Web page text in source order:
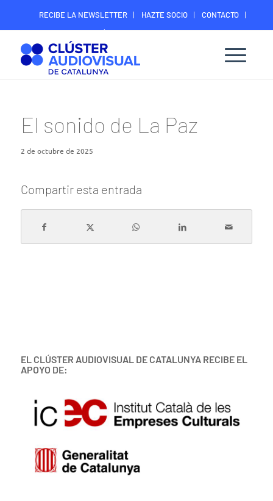
RECIBE LA NEWSLETTER HAZTE SOCIO
CONTACTO
ÁREA DIGITAL SOCIOS
El sonido de La Paz
2 de octubre de 2025
Compartir esta entrada
EL CLÚSTER AUDIOVISUAL DE CATALUNYA RECIBE EL
APOYO DE: